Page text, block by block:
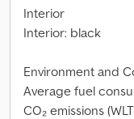
Interior
Interior: black
Environment and
Average fuel
CO₂ emissions